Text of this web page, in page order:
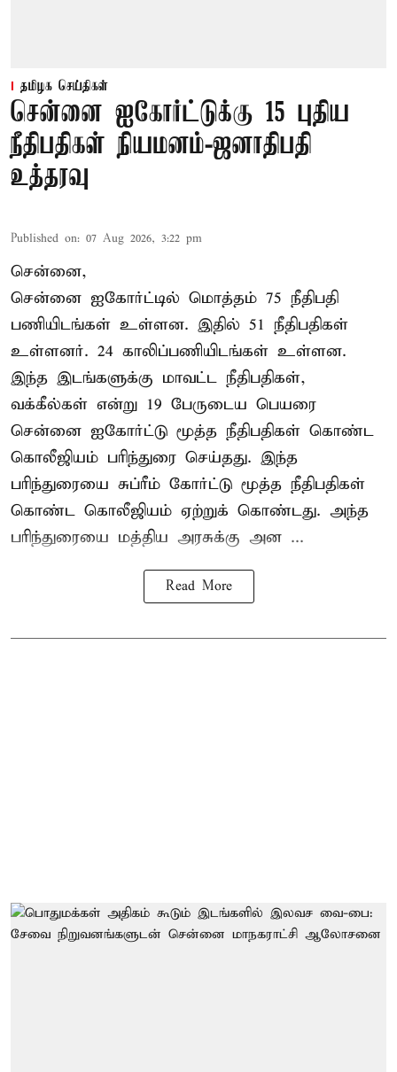
தமிழக செய்திகள்
சென்னை ஐகோர்ட்டுக்கு 15 புதிய
நீதிபதிகள் நியமனம்-ஜனாதிபதி
உத்தரவு
Published on: 07 Aug 2026, 3:22 pm
சென்னை,
சென்னை ஐகோர்ட்டில் மொத்தம் 75 நீதிபதி
பணியிடங்கள் உள்ளன. இதில் 51 நீதிபதிகள்
உள்ளனர். 24 காலிப்பணியிடங்கள் உள்ளன.
இந்த இடங்களுக்கு மாவட்ட நீதிபதிகள்,
வக்கீல்கள் என்று 19 பேருடைய பெயரை
சென்னை ஐகோர்ட்டு மூத்த நீதிபதிகள் கொண்ட
கொலீஜியம் பரிந்துரை செய்தது. இந்த
பரிந்துரையை சுப்ரீம் கோர்ட்டு மூத்த நீதிபதிகள்
கொண்ட கொலீஜியம் ஏற்றுக் கொண்டது. அந்த
பரிந்துரையை மத்திய அரசுக்கு அன ...
Read More